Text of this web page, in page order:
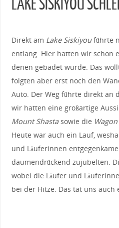
LAKE SISKIYOU
Direkt am Lake Siskiyouführte
entlang. Hier hatten wir schon
denen gebadet wurde. Das
folgten aber erst noch den
Auto. Der Weg führte direkt an
wir hatten eine großartige
Mount Shastasowie die
Heute war auch ein Lauf,
und Läuferinnen
daumendrückend zujubelten.
wobei die Läufer und
bei der Hitze. Das tat uns auch